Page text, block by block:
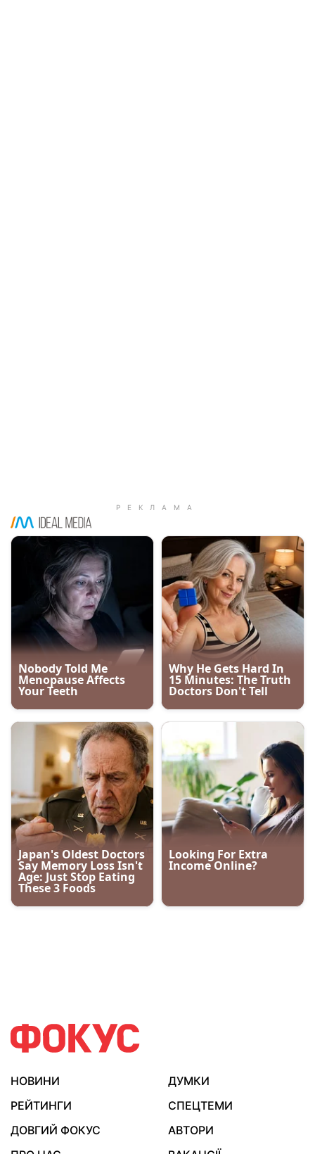
НОВИНИ
ДУМКИ
РЕЙТИНГИ
СПЕЦТЕМИ
ДОВГИЙ ФОКУС
АВТОРИ